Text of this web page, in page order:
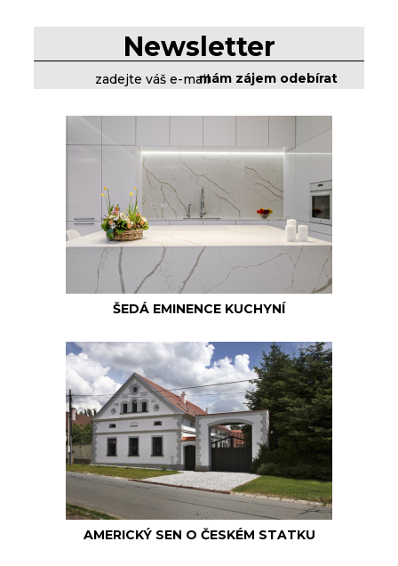
Newsletter
ŠEDÁ EMINENCE KUCHYNÍ
AMERICKÝ SEN O ČESKÉM STATKU